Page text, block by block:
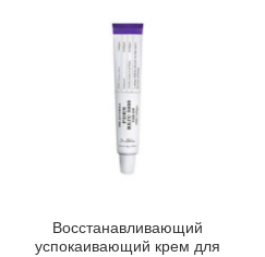
Восстанавливающий
успокаивающий крем для